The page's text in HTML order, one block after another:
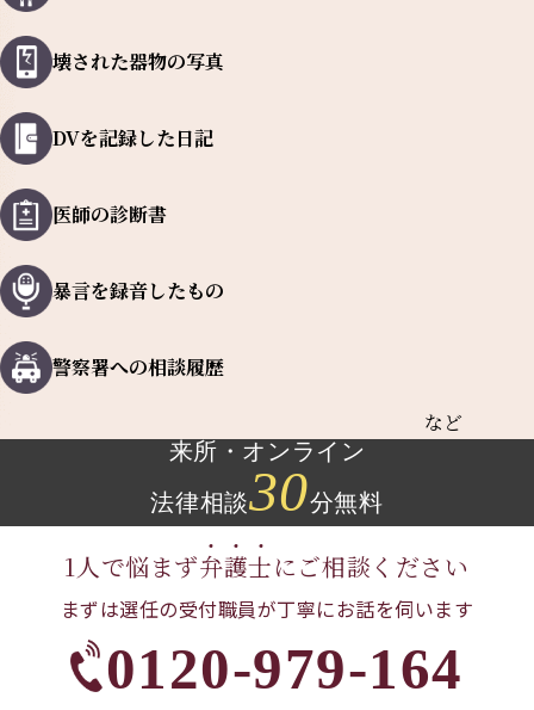
壊された器物の写真
DVを記録した日記
医師の診断書
暴言を録音したもの
警察署への相談履歴
など
来所・オンライン
法律相談30分無料
1人で悩まず弁護士にご相談ください
まずは選任の受付職員が丁寧にお話を伺います
0120-979-164